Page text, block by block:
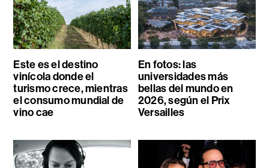
Este es el destino
vinícola donde el
turismo crece, mientras
el consumo mundial de
vino cae
En fotos: las
universidades más
bellas del mundo en
2026, según el Prix
Versailles